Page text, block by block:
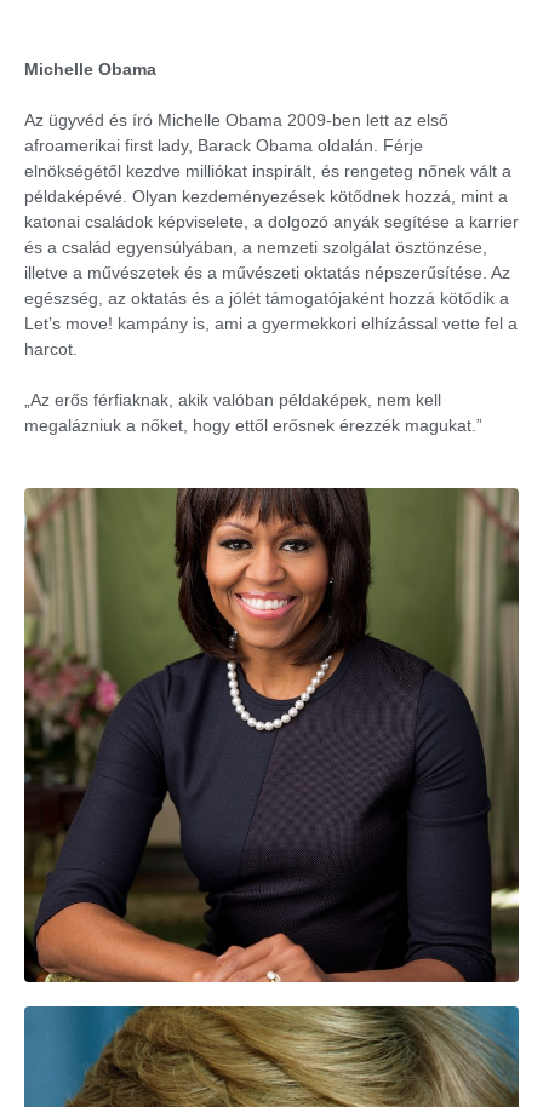
Michelle Obama
Az ügyvéd és író Michelle Obama 2009-ben lett az első
afroamerikai first lady, Barack Obama oldalán. Férje
elnökségétől kezdve milliókat inspirált, és rengeteg nőnek vált a
példaképévé. Olyan kezdeményezések kötődnek hozzá, mint a
katonai családok képviselete, a dolgozó anyák segítése a karrier
és a család egyensúlyában, a nemzeti szolgálat ösztönzése,
illetve a művészetek és a művészeti oktatás népszerűsítése. Az
egészség, az oktatás és a jólét támogatójaként hozzá kötődik a
Let’s move! kampány is, ami a gyermekkori elhízással vette fel a
harcot.
„Az erős férfiaknak, akik valóban példaképek, nem kell
megalázniuk a nőket, hogy ettől erősnek érezzék magukat.”